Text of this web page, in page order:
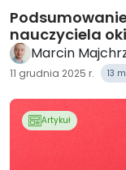
nauczyciela
Marcin
11 grudnia 2025 r. 13
Artykuł